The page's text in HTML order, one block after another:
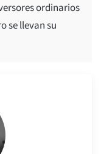
ordinarios
se llevan su